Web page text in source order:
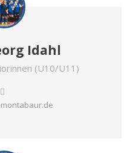
Idahl
(U10/U11)